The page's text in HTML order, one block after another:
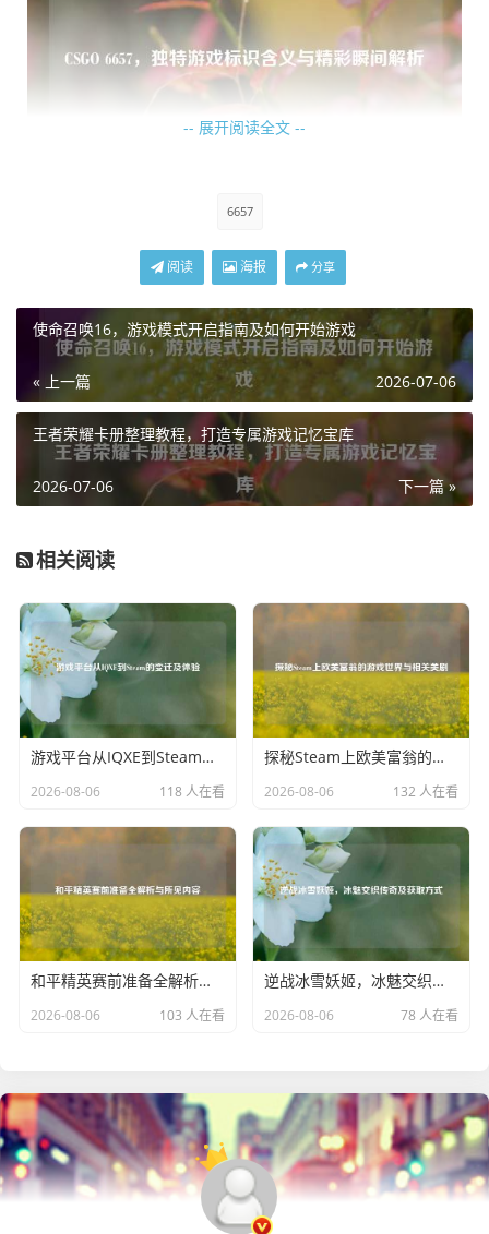
征，代表着团队的协作、永不言败的信念以及对 CSGO 游戏
不断突破自我，用他们的精彩表现吸引着众多玩家的目光，
成为了 CSGO 领域中一道独特的风景线，无论是在国内的赛
事舞台，还是在国际的竞技场上，“6657”都在努力展现着自
己的实力，向着更高的荣誉迈进。
-- 展开阅读全文 --
6657
阅读 海报 分享
使命召唤16，游戏模式开启指南及如何开始游戏
« 上一篇 2026-07-06
王者荣耀卡册整理教程，打造专属游戏记忆宝库
下一篇 »
2026-07-06
相关阅读
游戏平台从IQXE到Steam的变迁及体验
2026-08-06 118 人在看
探秘Steam上欧美富翁的游戏世界与相关美剧
2026-08-06 132 人在看
和平精英赛前准备全解析与所见内容
2026-08-06 103 人在看
逆战冰雪妖姬，冰魅交织传奇及获取方式
2026-08-06 78 人在看